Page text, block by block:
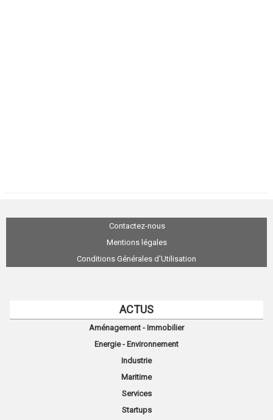
Contactez-nous
Mentions légales
Conditions Générales d'Utilisation
ACTUS
Aménagement - Immobilier
Energie - Environnement
Industrie
Maritime
Services
Startups